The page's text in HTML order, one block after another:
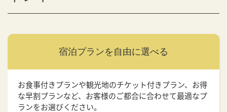
宿泊プランを 自由に選べる
お食事付きプランや観光地のチケット付きプラン、お得
な早割プランなど、お客様のご都合に合わせて最適なプ
ランをお選びください。